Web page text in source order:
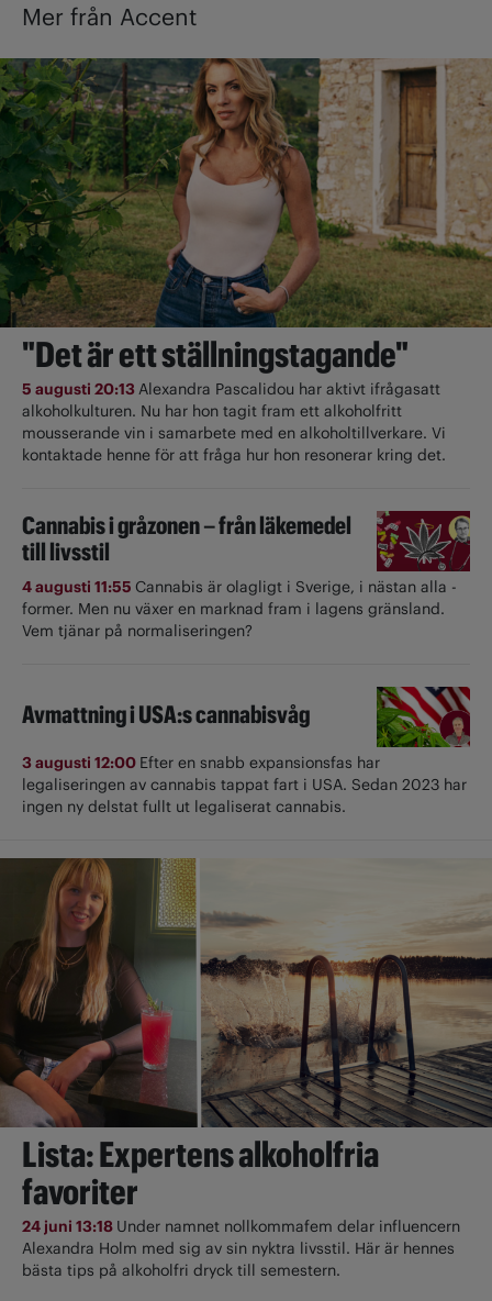
Mer från Accent
"Det är ett ställningstagande"
5 augusti 20:13Alexandra Pascalidou har aktivt ifrågasatt
alkoholkulturen. Nu har hon tagit fram ett alkoholfritt
mousserande vin i samarbete med en alkoholtillverkare. Vi
kontaktade henne för att fråga hur hon resonerar kring det.
Cannabis i gråzonen – från läkemedel
till livsstil
4 augusti 11:55 Cannabis är olagligt i ­Sverige, i nästan alla ­
former. Men nu växer en marknad fram i lagens gränsland.
Vem tjänar på normaliseringen?
Avmattning i USA:s cannabisvåg
3 augusti 12:00 Efter en snabb expansionsfas har
legaliseringen av cannabis tappat fart i USA. Sedan 2023 har
ingen ny delstat fullt ut ­legaliserat cannabis.
Lista: Expertens alkoholfria
favoriter
24 juni 13:18 Under namnet nollkommafem delar influencern
Alexandra Holm med sig av sin nyktra livsstil. Här är hennes
bästa tips på alkoholfri dryck till semestern.